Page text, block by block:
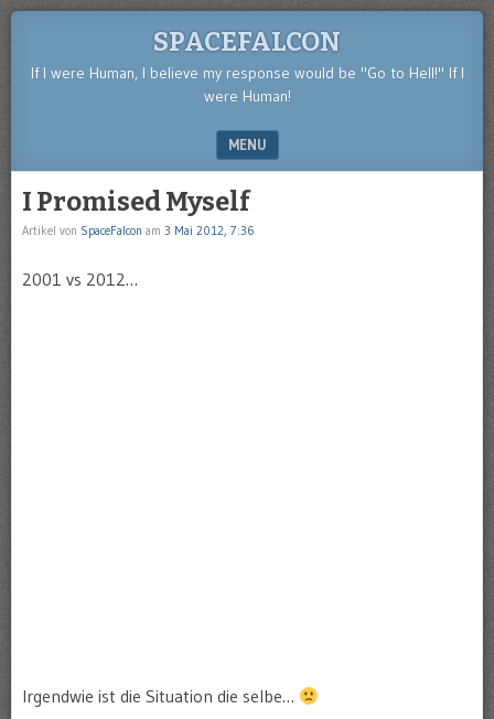
SPACEFALCON
If I were Human, I believe my response would be "Go to Hell!" If I
were Human!
MENU
I Promised Myself
Artikel von SpaceFalcon am 3 Mai 2012, 7:36
2001 vs 2012…
Irgendwie ist die Situation die selbe…